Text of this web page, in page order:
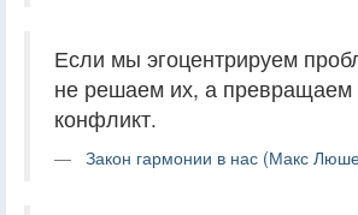
Если мы эгоцентрируем
не решаем их, а превращаем
конфликт.
Закон гармонии в нас (Макс